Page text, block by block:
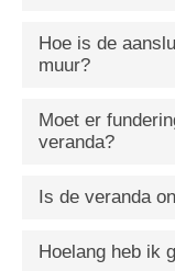
Hoe is de
muur?
Moet er
veranda?
Is de veranda
Hoelang heb ik